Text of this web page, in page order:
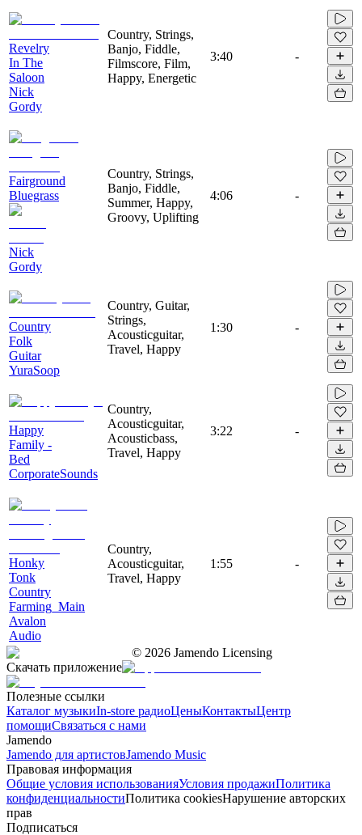
Revelry
In The
Saloon
Nick
Gordy
Country, Strings,
Banjo, Fiddle,
Filmscore, Film,
Happy, Energetic
3:40 -
Fairground
Bluegrass
Nick
Gordy
Country, Strings,
Banjo, Fiddle,
Summer, Happy,
Groovy, Uplifting
4:06 -
Country
Folk
Guitar
YuraSoop
Country, Guitar,
Strings,
Acousticguitar,
Travel, Happy
1:30 -
Happy
Family -
Bed
CorporateSounds
Country,
Acousticguitar,
Acousticbass,
Travel, Happy
3:22 -
Honky
Tonk
Country
Farming_Main
Avalon
Audio
Country,
Acousticguitar,
Travel, Happy
1:55 -
© 2026 Jamendo Licensing
Скачать приложение
Полезные ссылки
Каталог музыкиIn-store радиоЦеныКонтактыЦентр
помощиСвязаться с нами
Jamendo
Jamendo для артистовJamendo Music
Правовая информация
Общие условия использованияУсловия продажиПолитика
конфиденциальностиПолитика cookiesНарушение авторских
прав
Подписаться